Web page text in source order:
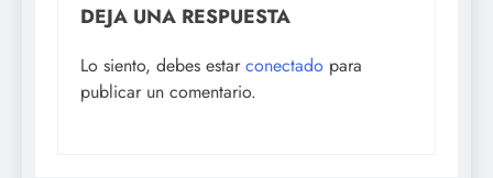
DEJA UNA RESPUESTA
Lo siento, debes estar conectado para
publicar un comentario.